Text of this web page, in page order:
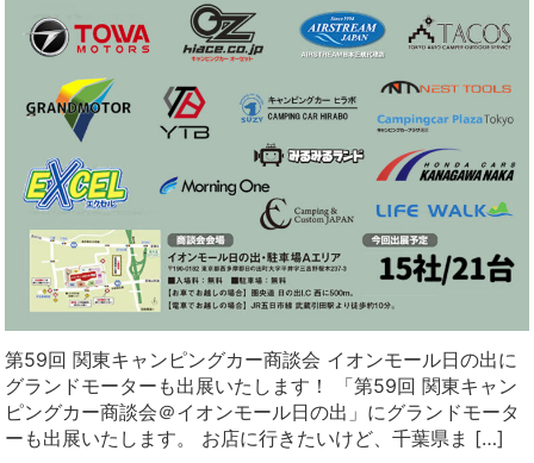
第59回 関東キャンピングカー商談会 イオンモール日の出に
グランドモーターも出展いたします！ 「第59回 関東キャン
ピングカー商談会＠イオンモール日の出」にグランドモータ
ーも出展いたします。 お店に行きたいけど、千葉県ま […]